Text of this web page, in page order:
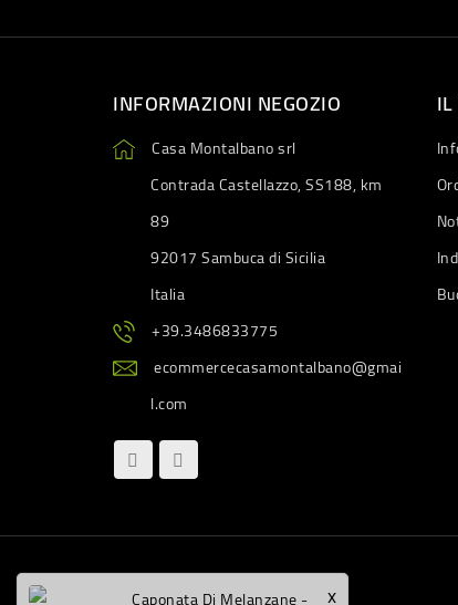
INFORMAZIONI NEGOZIO
Casa Montalbano srl
Contrada Castellazzo, SS188, km
89
92017 Sambuca di Sicilia
Italia
+39.3486833775
ecommercecasamontalbano@gmai
l.com
x
Caponata Di Melanzane -